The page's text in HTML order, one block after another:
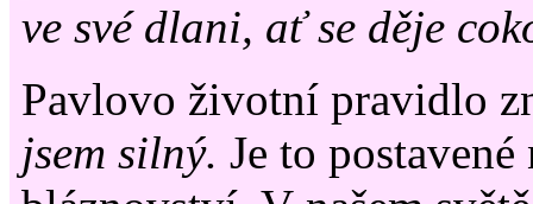
ve své dlani, ať se děje
Pavlovo životní pravidlo
jsem silný. Je to